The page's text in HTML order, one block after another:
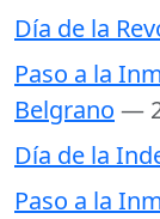
Día de la
Paso a la
Belgrano —
Día de la
Paso a la